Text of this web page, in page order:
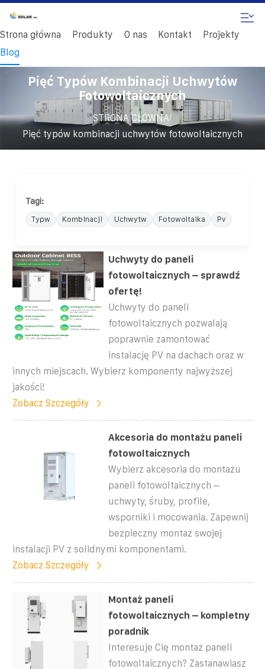
Strona główna Produkty O nas Kontakt
Projekty
Blog
Pięć Typów Kombinacji Uchwytów
Fotowoltaicznych
STRONA GŁÓWNA/
Pięć typów kombinacji uchwytów fotowoltaicznych
Tagi:
Typw Kombinacji Uchwytw Fotowoltaika Pv
Uchwyty do paneli
fotowoltaicznych – sprawdź
ofertę!
Uchwyty do paneli
fotowoltaicznych pozwalają
poprawnie zamontować
instalację PV na dachach oraz w
innych miejscach. Wybierz komponenty najwyższej
jakości!
Zobacz Szczegóły
Akcesoria do montażu paneli
fotowoltaicznych
Wybierz akcesoria do montażu
paneli fotowoltaicznych –
uchwyty, śruby, profile,
wsporniki i mocowania. Zapewnij
bezpieczny montaż swojej
instalacji PV z solidnymi komponentami.
Zobacz Szczegóły
Montaż paneli
fotowoltaicznych – kompletny
poradnik
Interesuje Cię montaż paneli
fotowoltaicznych? Zastanawiasz